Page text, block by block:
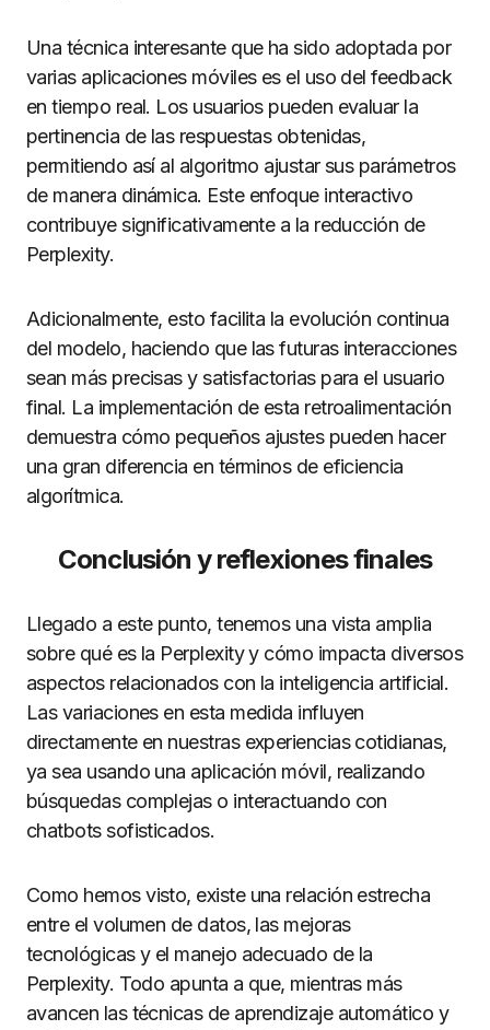
Una técnica interesante que ha sido adoptada por
varias aplicaciones móviles es el uso del feedback
en tiempo real. Los usuarios pueden evaluar la
pertinencia de las respuestas obtenidas,
permitiendo así al algoritmo ajustar sus parámetros
de manera dinámica. Este enfoque interactivo
contribuye significativamente a la reducción de
Perplexity.
Adicionalmente, esto facilita la evolución continua
del modelo, haciendo que las futuras interacciones
sean más precisas y satisfactorias para el usuario
final. La implementación de esta retroalimentación
demuestra cómo pequeños ajustes pueden hacer
una gran diferencia en términos de eficiencia
algorítmica.
Conclusión y reflexiones finales
Llegado a este punto, tenemos una vista amplia
sobre qué es la Perplexity y cómo impacta diversos
aspectos relacionados con la inteligencia artificial.
Las variaciones en esta medida influyen
directamente en nuestras experiencias cotidianas,
ya sea usando una aplicación móvil, realizando
búsquedas complejas o interactuando con
chatbots sofisticados.
Como hemos visto, existe una relación estrecha
entre el volumen de datos, las mejoras
tecnológicas y el manejo adecuado de la
Perplexity. Todo apunta a que, mientras más
avancen las técnicas de aprendizaje automático y